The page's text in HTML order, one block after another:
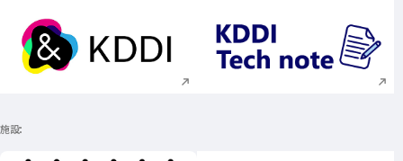
新規ウィンドウで開く 新規ウィンドウで
施設